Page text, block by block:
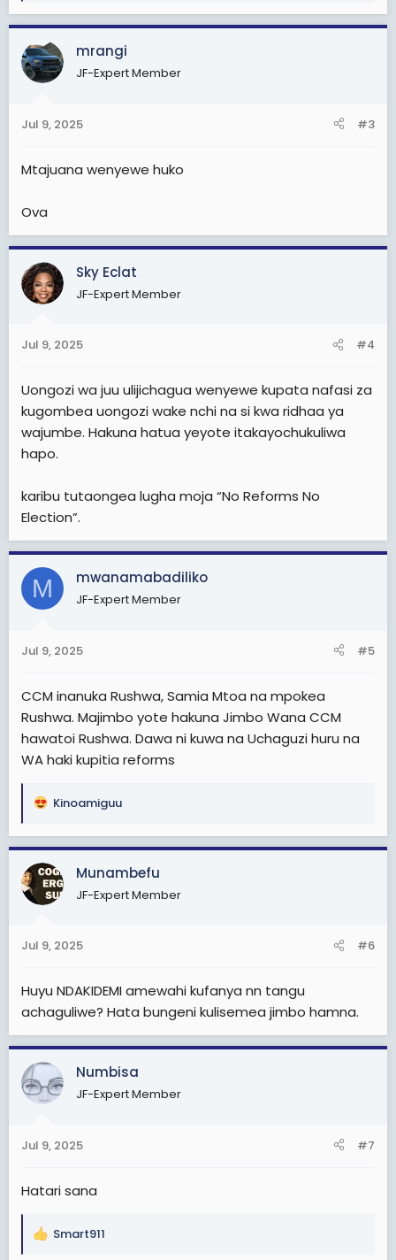
a
c
t
i
s
mrangi
JF-Expert Member
Jul 9, 2025 #3
Mtajuana wenyewe huko
Ova
Sky Eclat
JF-Expert Member
Jul 9, 2025 #4
Uongozi wa juu ulijichagua wenyewe kupata nafasi za
kugombea uongozi wake nchi na si kwa ridhaa ya
wajumbe. Hakuna hatua yeyote itakayochukuliwa
hapo.
karibu tutaongea lugha moja “No Reforms No
Election”.
M mwanamabadiliko
JF-Expert Member
Jul 9, 2025 #5
CCM inanuka Rushwa, Samia Mtoa na mpokea
Rushwa. Majimbo yote hakuna Jimbo Wana CCM
hawatoi Rushwa. Dawa ni kuwa na Uchaguzi huru na
WA haki kupitia reforms
R
a
c
t
i
s
Kinoamiguu
Munambefu
JF-Expert Member
Jul 9, 2025 #6
Huyu NDAKIDEMI amewahi kufanya nn tangu
achaguliwe? Hata bungeni kulisemea jimbo hamna.
Numbisa
JF-Expert Member
Jul 9, 2025 #7
Hatari sana
R
Smart911